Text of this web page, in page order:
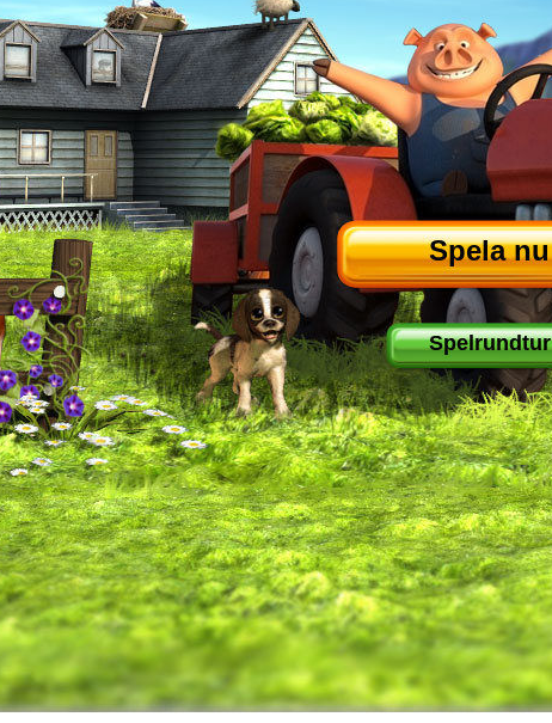
Spela nu
Spelrundtur